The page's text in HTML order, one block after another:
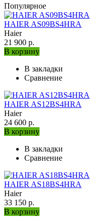
Популярное
HAIER AS09BS4HRA
Haier
21 900 р.
В корзину
В закладки
Сравнение
HAIER AS12BS4HRA
Haier
24 600 р.
В корзину
В закладки
Сравнение
HAIER AS18BS4HRA
Haier
33 150 р.
В корзину